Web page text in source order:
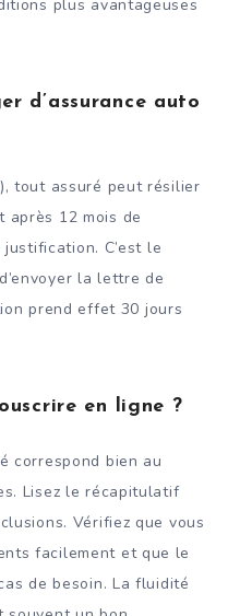
plus avantageuses
d’assurance auto
tout assuré peut résilier
12 mois de
C’est le
la lettre de
prend effet 30 jours
en ligne ?
correspond bien au
Lisez le récapitulatif
Vérifiez que vous
facilement et que le
de besoin. La fluidité